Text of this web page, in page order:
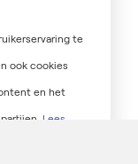
te
ook cookies
en het
Lees